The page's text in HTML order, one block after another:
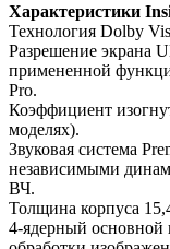
Характеристики
Технология Dolby
Разрешение экрана
примененной
Pro.
Коэффициент
моделях).
Звуковая система
независимыми
ВЧ.
Толщина корпуса
4-ядерный основной